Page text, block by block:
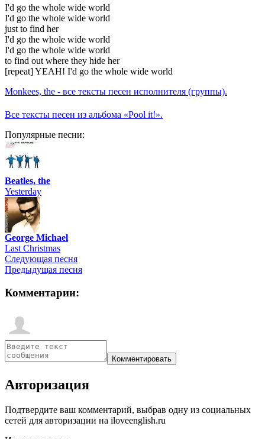
I'd go the whole wide world
I'd go the whole wide world
just to find her
I'd go the whole wide world
I'd go the whole wide world
to find out where they hide her
[repeat] YEAH! I'd go the whole wide world
Monkees, the - все тексты песен исполнителя (группы).
Все тексты песен из альбома «Pool it!».
Популярные песни:
Beatles, the
Yesterday
George Michael
Last Christmas
Следующая песня
Предыдущая песня
Комментарии:
Авторизация
Подтвердите ваш комментарий, выбрав одну из социальных
сетей для авторизации на iloveenglish.ru